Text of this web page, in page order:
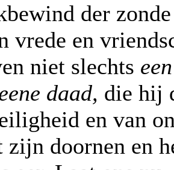
der
vrede en
niet slechts
daad, die hij
en van
zijn doornen en